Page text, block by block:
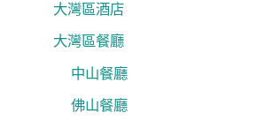
大灣區酒店
大灣區餐廳
中山餐廳
佛山餐廳